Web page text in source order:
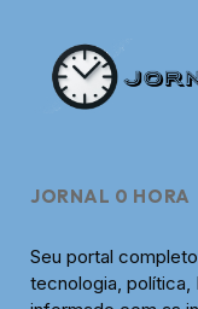
JORNAL 0 HORA
Seu portal
tecnologia, política,